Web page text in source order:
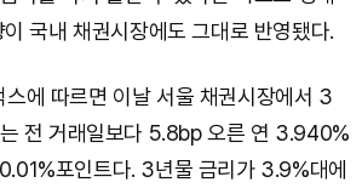
국내 채권시장에도 그대로 반영됐다.
스에 따르면 이날 서울 채권시장에서 3
전 거래일보다 5.8bp 오른 연 3.940%
포인트다. 3년물 금리가 3.9%대에